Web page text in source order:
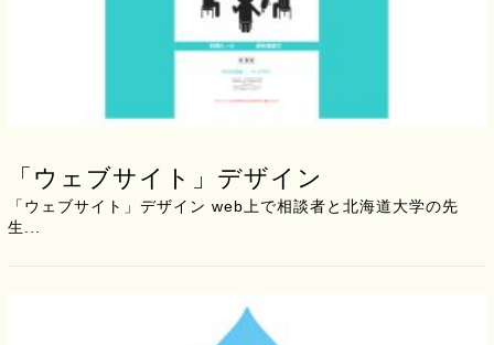
「ウェブサイト」デザイン
「ウェブサイト」デザイン web上で相談者と北海道大学の先
生...